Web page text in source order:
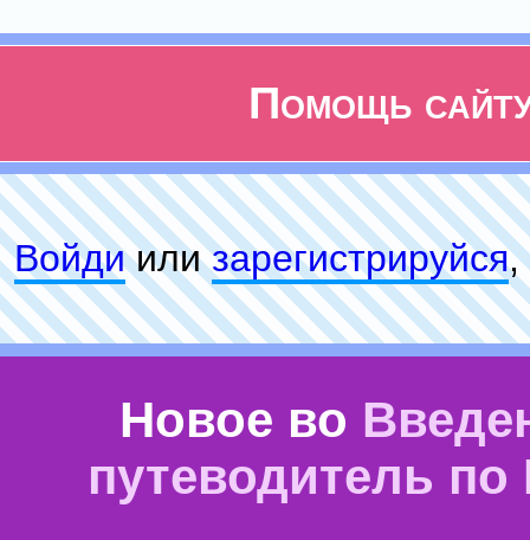
Помощь
Войдиилизарeгиcтpируйся,
Новое во
путеводитель